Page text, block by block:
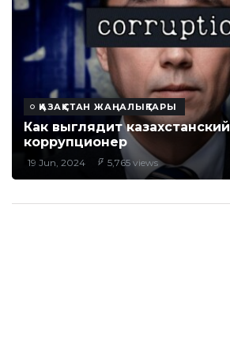
ҚАЗАҚСТАН ЖАҢАЛЫҚТАРЫ
Как выглядит казахстанский
коррупционер
19 Jun, 2024 5,765 views